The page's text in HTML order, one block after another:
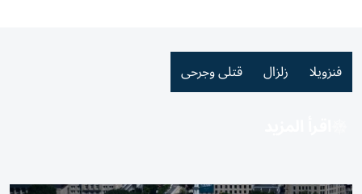
فنزويلا زلزال قتلى وجرحى